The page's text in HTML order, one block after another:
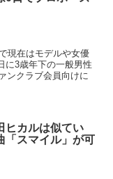
現在はモデルや女優
に3歳年下の一般男性
ンクラブ会員向けに
ヒカルは似てい
「スマイル」が可